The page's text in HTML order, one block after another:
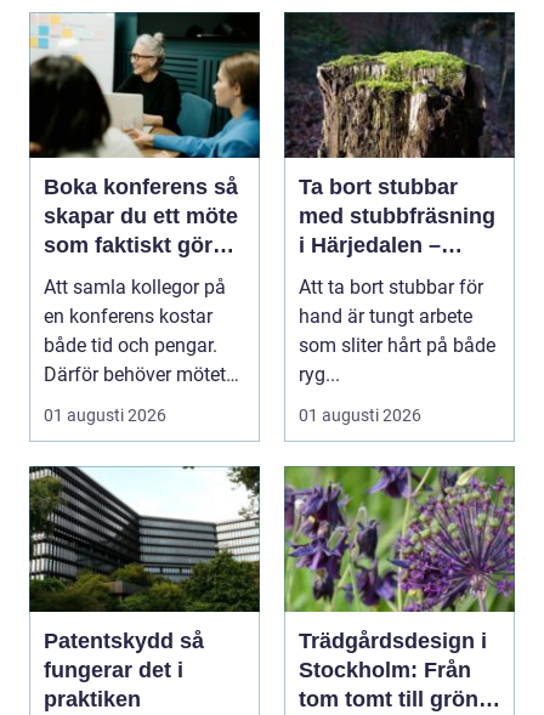
Boka konferens så
skapar du ett möte
som faktiskt gör
skillnad
Att samla kollegor på
en konferens kostar
både tid och pengar.
Därför behöver mötet
ge verkligt värd...
01 augusti 2026
Ta bort stubbar
med stubbfräsning
i Härjedalen –
skonsamt och
effektivt
Att ta bort stubbar för
hand är tungt arbete
som sliter hårt på både
ryg...
01 augusti 2026
Patentskydd så
fungerar det i
praktiken
Trädgårdsdesign i
Stockholm: Från
tom tomt till grön